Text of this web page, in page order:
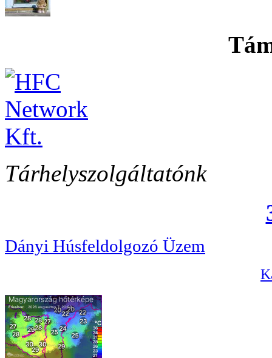
Tárhelyszolgáltatónk
Dányi Húsfeldolgozó Üzem